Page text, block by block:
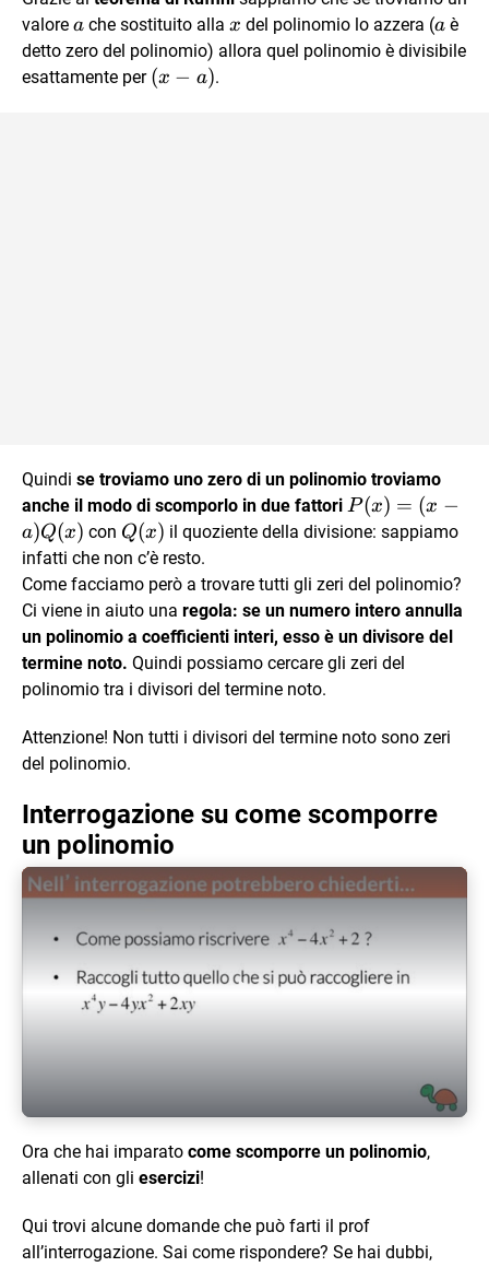
valore a
a che sostituito alla x
x del polinomio lo azzera (a
a è
detto zero del polinomio) allora quel polinomio è divisibile
esattamente per (x-
(x − a).
Quindi se troviamo uno zero di un polinomio troviamo
anche il modo di scomporlo in due fattori P(x)=
(x-
P(x) = (x −
a)Q(x) con Q(x)
Q(x) il quoziente della divisione: sappiamo
infatti che non c’è resto.
Come facciamo però a trovare tutti gli zeri del polinomio?
Ci viene in aiuto una regola: se un numero intero annulla
un polinomio a coefficienti interi, esso è un divisore del
termine noto. Quindi possiamo cercare gli zeri del
polinomio tra i divisori del termine noto.
Attenzione! Non tutti i divisori del termine noto sono zeri
del polinomio.
Interrogazione su come scomporre
un polinomio
Play Video
Ora che hai imparato come scomporre un polinomio,
allenati con gli esercizi!
Qui trovi alcune domande che può farti il prof
all’interrogazione. Sai come rispondere? Se hai dubbi,